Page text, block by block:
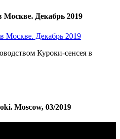
Москве. Декабрь 2019
Куроки-сенсея в
Moscow, 03/2019